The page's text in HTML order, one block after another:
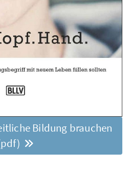
Bildung brauchen